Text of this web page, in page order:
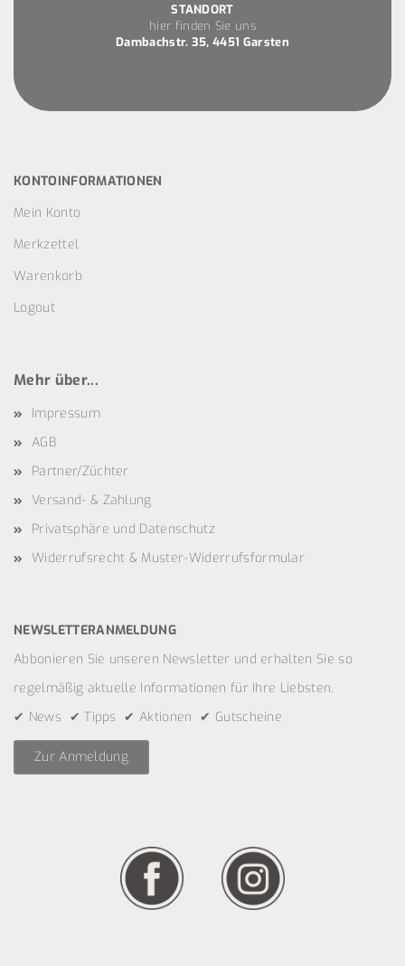
STANDORT
hier finden Sie uns
Dambachstr. 35, 4451 Garsten
KONTOINFORMATIONEN
Mein Konto
Merkzettel
Warenkorb
Logout
Mehr über...
Impressum
AGB
Partner/Züchter
Versand- & Zahlung
Privatsphäre und Datenschutz
Widerrufsrecht & Muster-Widerrufsformular
NEWSLETTERANMELDUNG
Abbonieren Sie unseren Newsletter und erhalten Sie so
regelmäßig aktuelle Informationen für Ihre Liebsten.
✔ News ✔ Tipps ✔ Aktionen ✔ Gutscheine
Zur Anmeldung